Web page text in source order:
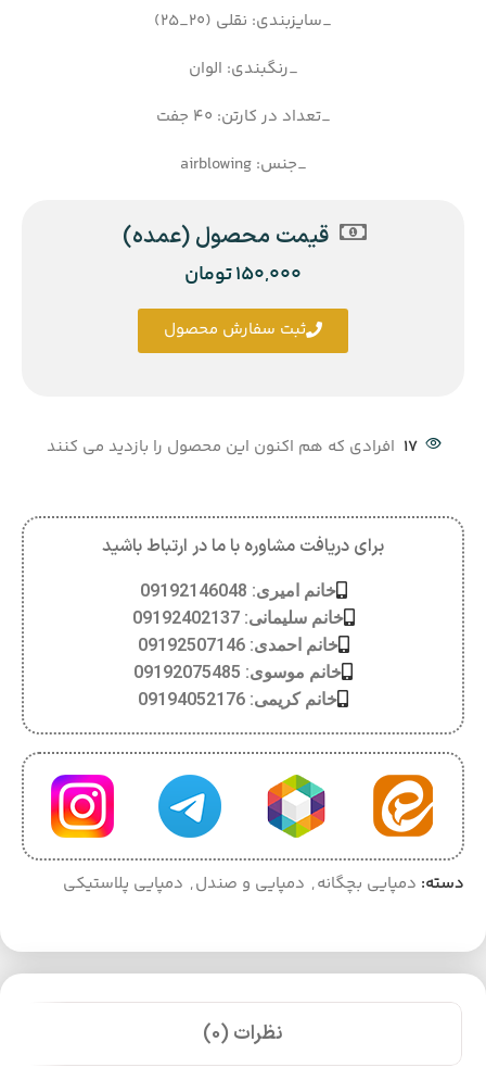
17 افرادی که هم اکنون این محصول را بازدید می کنند
برای دریافت مشاوره با ما در ارتباط باشید
خانم امیری: 09192146048
خانم سلیمانی: 09192402137
خانم احمدی: 09192507146
خانم موسوی: 09192075485
خانم کریمی: 09194052176
دسته: دمپایی بچگانه, دمپایی و صندل, دمپایی پلاستیکی
_سایزبندی: نقلی (20_25)
_رنگبندی: الوان
_تعداد در کارتن: 40 جفت
_جنس: airblowing
قیمت محصول (عمده)
150,000تومان
ثبت سفارش محصول
نظرات (0)